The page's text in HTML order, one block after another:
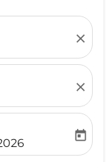
close
close
return-date-
today